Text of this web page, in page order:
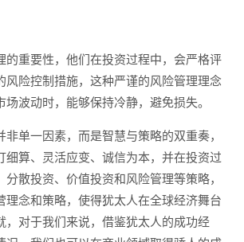
的重要性，他们在投资过程中，会严格评
风险控制措施，这种严谨的风险管理理念
波动时，能够保持冷静，避免损失。
非单一因素，而是智慧与策略的双重奏，
细算、灵活应变、诚信为本，并在投资过
散投资、价值投资和风险管理等策略，
理念和策略，使得犹太人在全球经济舞台
，对于我们来说，借鉴犹太人的成功经